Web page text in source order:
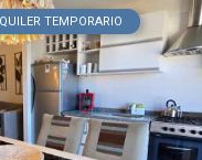
TEMPORARIO